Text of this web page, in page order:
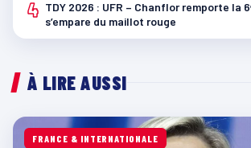
4 TDY 2026 : UFR – Chanflor remporte la
s’empare du maillot rouge
À LIRE AUSSI
FRANCE & INTERNATIONALE